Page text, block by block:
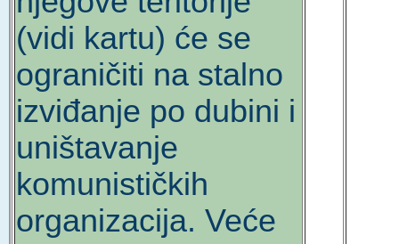
(vidi kartu) će se
ograničiti na stalno
izviđanje po dubini i
uništavanje
komunističkih
organizacija. Veće